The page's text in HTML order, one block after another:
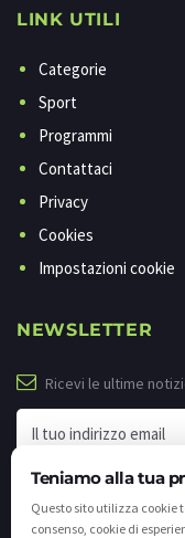
Teniamo alla tua
Questo sito utilizza cookie
consenso, cookie di
LINK UTILI
Categorie
Sport
Programmi
Contattaci
Privacy
Cookies
Impostazioni cookie
NEWSLETTER
Ricevi le ultime